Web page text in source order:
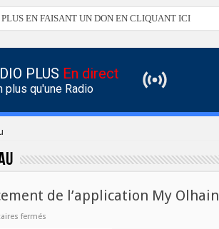
EN FAISANT UN DON EN CLIQUANT ICI
PLUS En direct
plus qu'une Radio
de l’application My Olhain
ferméssur